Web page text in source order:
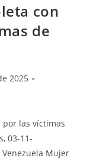
con
de
2025
por las víctimas
03-11-
Mujer